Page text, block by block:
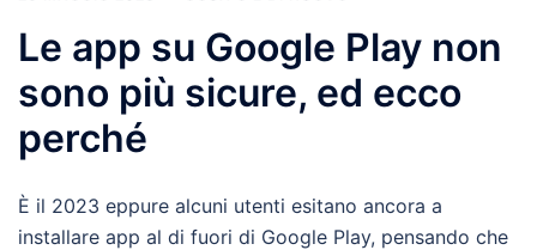
Le app su Google Play non
sono più sicure, ed ecco
perché
È il 2023 eppure alcuni utenti esitano ancora a
installare app al di fuori di Google Play, pensando che